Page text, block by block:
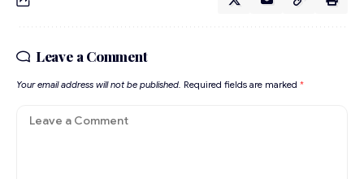
Leave a Comment
Your email address will not be published. Required fields are marked *